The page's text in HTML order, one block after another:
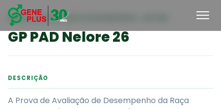
PROVA DE AVALIAÇÃO DE DESEMPENHO · NELORE
GP PAD Nelore 26
DESCRIÇÃO
A Prova de Avaliação de Desempenho da Raça